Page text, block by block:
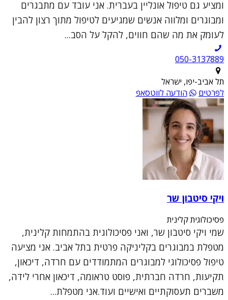
ומציע גם טיפול אונליין בעברית. אני עובד עם מתבגרים
ומבוגרים ומלווה אנשים שמגיעים לטיפול מתוך רצון להבין
לעומק את מה שהם חווים, להקל על הסב...
050-3137889
תל אביב-יפו, ישראל
לפרטים
הודעה לווטסאפ
ויקי סיטבון שר
פסיכולוגית קלינית
שמי ויקי סיטבון שר, ואני פסיכולוגית בהתמחות קלינית,
מטפלת במבוגרים בקליניקה פרטית בתל אביב. אני מציעה
טיפול פסיכולוגי למבוגרים המתמודדים עם חרדה, דיכאון,
תקיעות, חרדה חברתית, פוסט טראומה, דיכאון אחרי לידה,
משברים תעסוקתיים ואישיים ועוד.אני מטפלת...